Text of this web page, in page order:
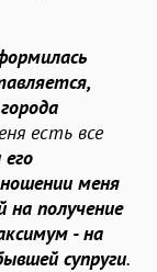
есть все
меня
на получение
- на
супруги.